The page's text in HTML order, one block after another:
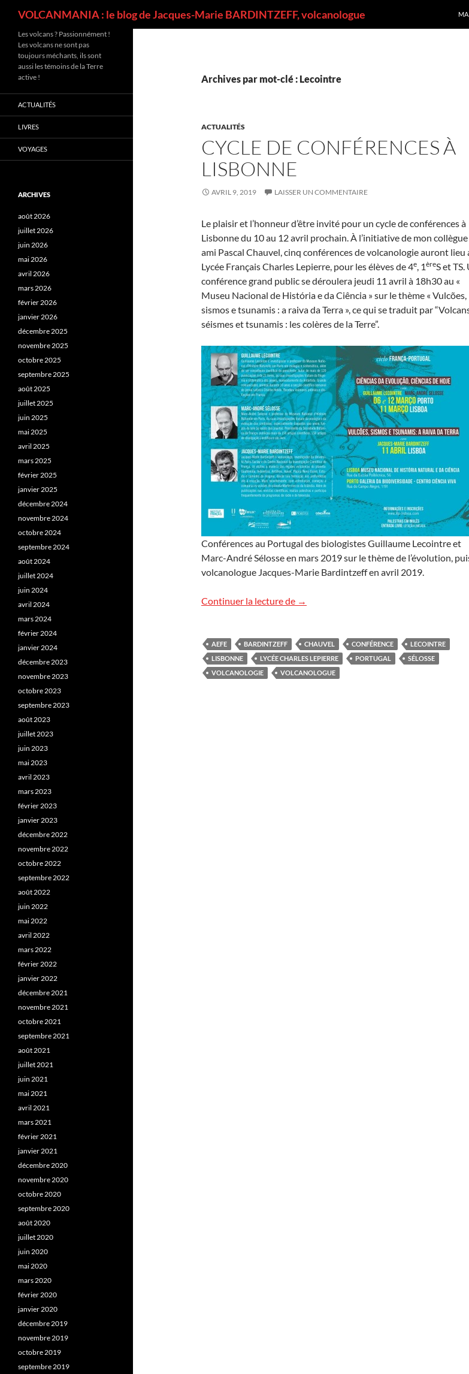
VOLCANMANIA : le blog de Jacques-Marie BARDINTZEFF, volcanologue
Archives par mot-clé : Lecointre
ACTUALITÉS
CYCLE DE CONFÉRENCES À
LISBONNE
AVRIL 9, 2019 LAISSER UN COMMENTAIRE
Le plaisir et l’honneur d’être invité pour un cycle de conférences à
Lisbonne du 10 au 12 avril prochain. À l’initiative de mon
ami Pascal Chauvel, cinq conférences de volcanologie auront lieu
Lycée Français Charles Lepierre, pour les élèves de 4e, 1èreS et TS.
conférence grand public se déroulera jeudi 11 avril à 18h30 au «
Museu Nacional de História e da Ciência » sur le thème « Vulcões,
sismos e tsunamis : a raiva da Terra », ce qui se traduit par
séismes et tsunamis : les colères de la Terre”.
Conférences au Portugal des biologistes Guillaume Lecointre et
Marc-André Sélosse en mars 2019 sur le thème de l’évolution,
volcanologue Jacques-Marie Bardintzeff en avril 2019.
Continuer la lecture de Cycle de conférences à Lisbonne
→
AEFE BARDINTZEFF CHAUVEL CONFÉRENCE
LECOINTRE
LISBONNE
LYCÉE CHARLES LEPIERRE PORTUGAL
SÉLOSSE
VOLCANOLOGIE
VOLCANOLOGUE
Les volcans ? Passionnément !
Les volcans ne sont pas
toujours méchants, ils sont
aussi les témoins de la Terre
active !
ACTUALITÉS
LIVRES
VOYAGES
ARCHIVES
août 2026
juillet 2026
juin 2026
mai 2026
avril 2026
mars 2026
février 2026
janvier 2026
décembre 2025
novembre 2025
octobre 2025
septembre 2025
août 2025
juillet 2025
juin 2025
mai 2025
avril 2025
mars 2025
février 2025
janvier 2025
décembre 2024
novembre 2024
octobre 2024
septembre 2024
août 2024
juillet 2024
juin 2024
avril 2024
mars 2024
février 2024
janvier 2024
décembre 2023
novembre 2023
octobre 2023
septembre 2023
août 2023
juillet 2023
juin 2023
mai 2023
avril 2023
mars 2023
février 2023
janvier 2023
décembre 2022
novembre 2022
octobre 2022
septembre 2022
août 2022
juin 2022
mai 2022
avril 2022
mars 2022
février 2022
janvier 2022
décembre 2021
novembre 2021
octobre 2021
septembre 2021
août 2021
juillet 2021
juin 2021
mai 2021
avril 2021
mars 2021
février 2021
janvier 2021
décembre 2020
novembre 2020
octobre 2020
septembre 2020
août 2020
juillet 2020
juin 2020
mai 2020
mars 2020
février 2020
janvier 2020
décembre 2019
novembre 2019
octobre 2019
septembre 2019